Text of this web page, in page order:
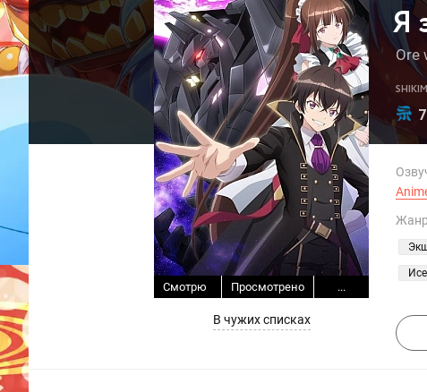
Я
Смотрю Просмотрено ...
В чужих списках
Ore